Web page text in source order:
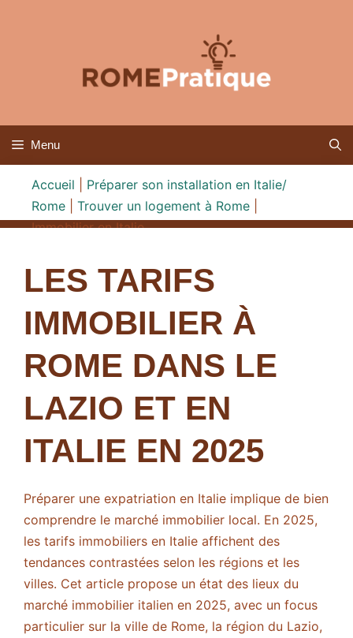
Menu
Accueil
Préparer son installation en Italie/
Rome
Trouver un logement à Rome
Immobilier en Italie
LES TARIFS
IMMOBILIER À
ROME DANS LE
LAZIO ET EN
ITALIE EN 2025
Préparer une expatriation en Italie implique de bien
comprendre le marché immobilier local. En 2025,
les tarifs immobiliers en Italie affichent des
tendances contrastées selon les régions et les
villes. Cet article propose un état des lieux du
marché immobilier italien en 2025, avec un focus
particulier sur la ville de Rome, la région du Lazio,